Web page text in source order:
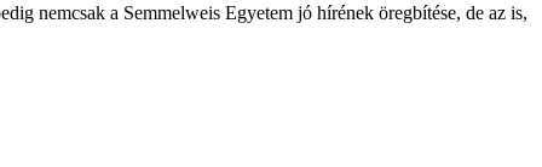
nemcsak a Semmelweis Egyetem jó hírének öregbítése, de az is,